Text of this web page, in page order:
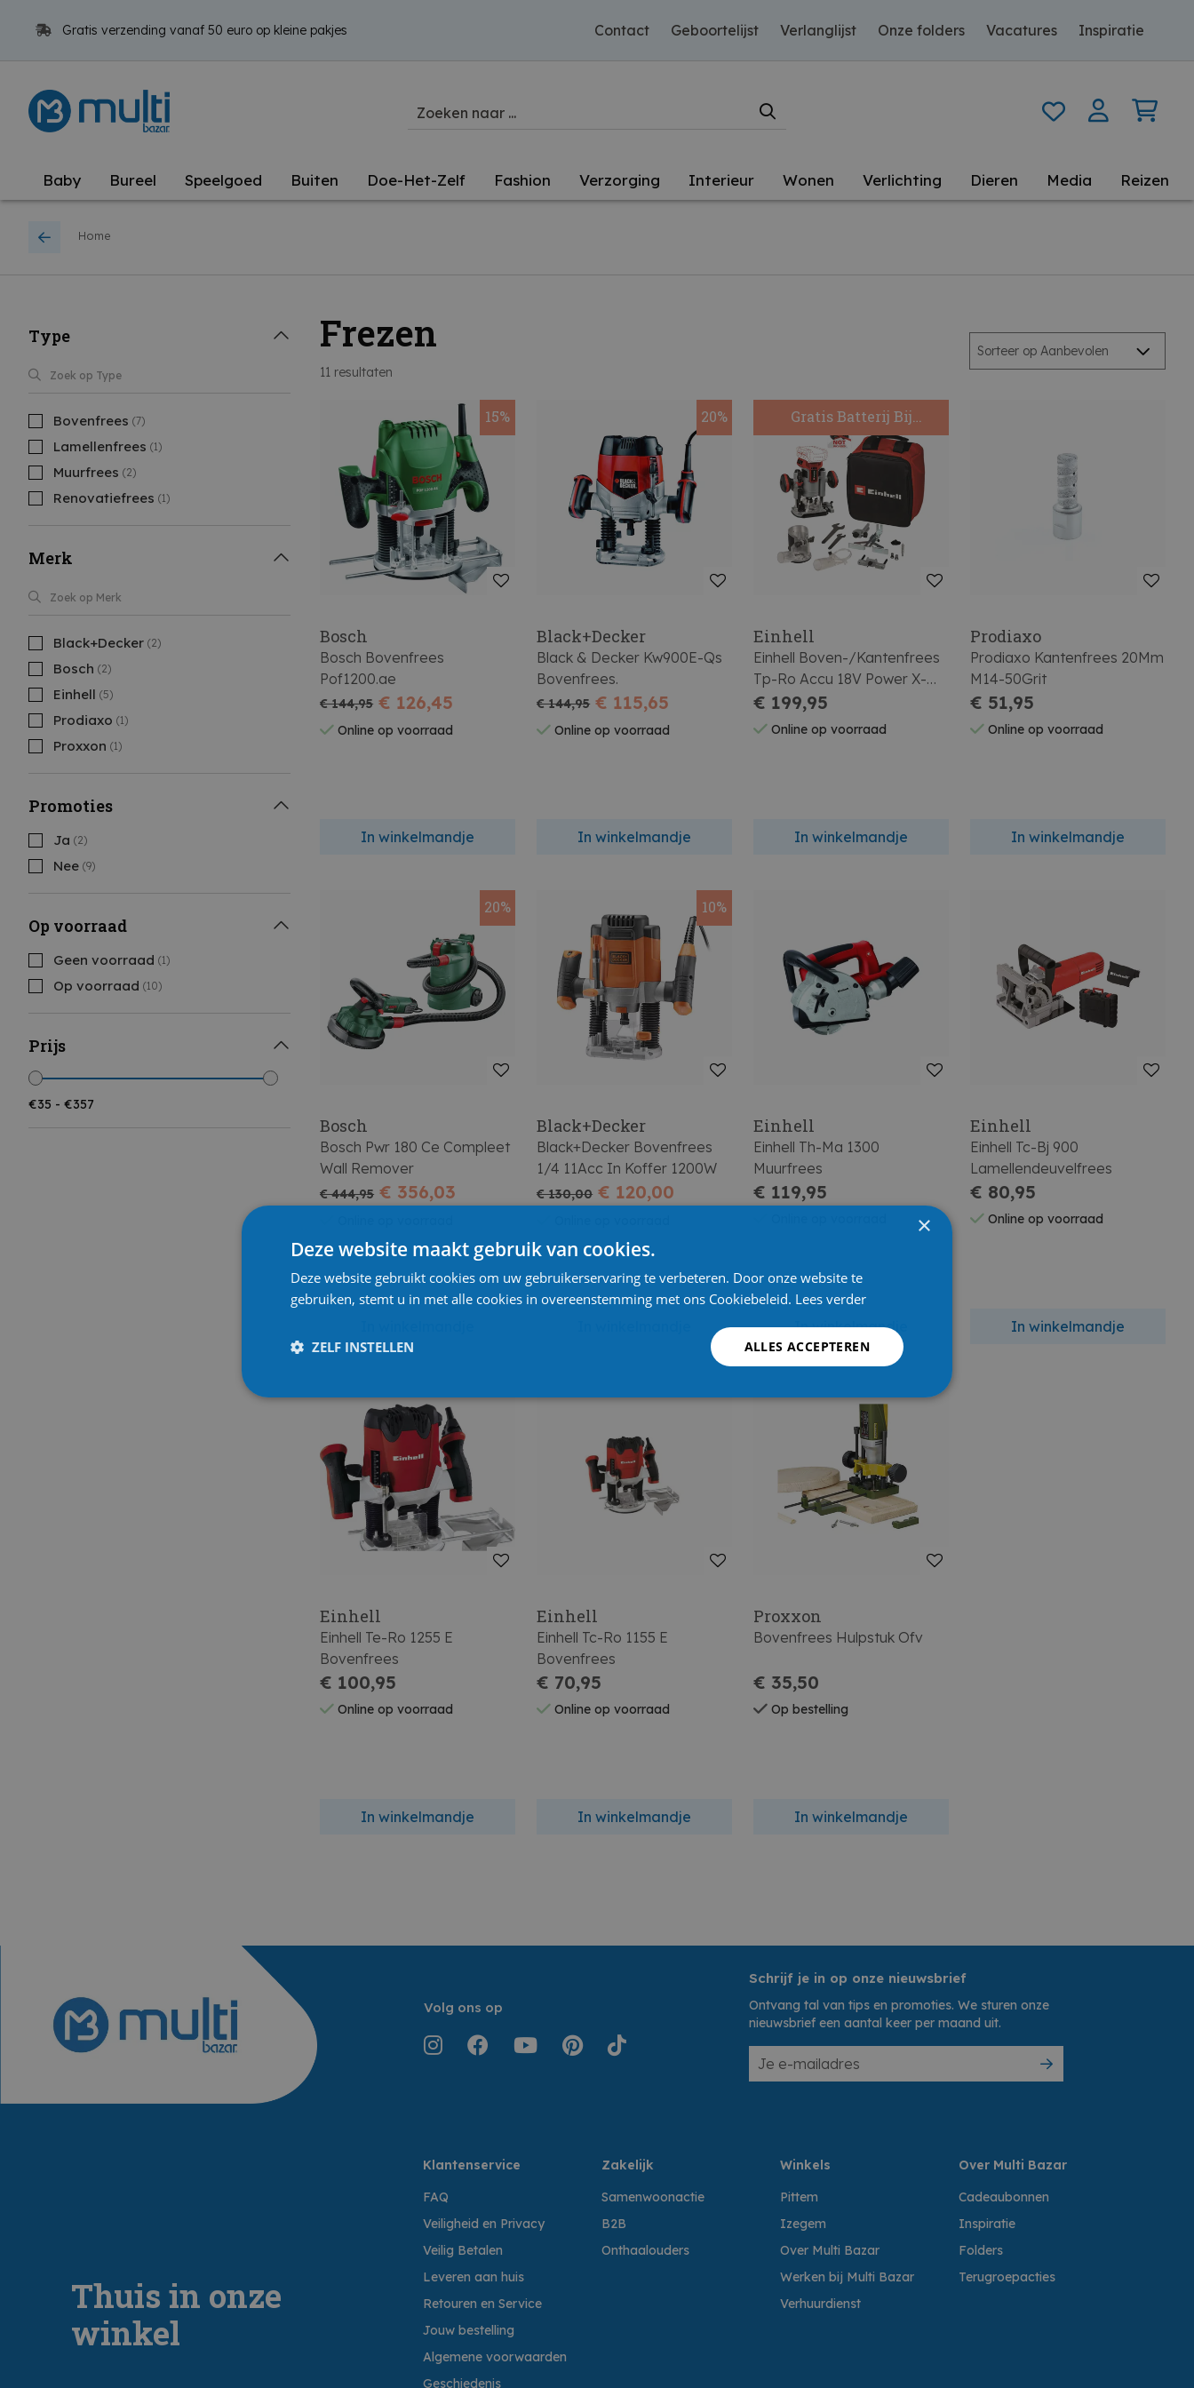
Gratis verzending vanaf 50 euro op kleine pakjes Contact Geboortelijst Verlanglijst Onze folders Vacatures Inspiratie
Baby Bureel Speelgoed Buiten Doe-Het-Zelf Fashion Verzorging Interieur Wonen Verlichting Dieren Media Reizen
Home
Type
Bovenfrees (7)
Lamellenfrees (1)
Muurfrees (2)
Renovatiefrees (1)
Merk
Black+Decker (2)
Bosch (2)
Einhell (5)
Prodiaxo (1)
Proxxon (1)
Promoties
Ja (2)
Nee (9)
Op voorraad
Geen voorraad (1)
Op voorraad (10)
Prijs
Frezen
11 resultaten
15%
Bosch
Bosch Bovenfrees
Pof1200.ae
€ 144,95 € 126,45
Online op voorraad
In winkelmandje
20%
Black+Decker
Black & Decker Kw900E-Qs
Bovenfrees.
€ 144,95 € 115,65
Online op voorraad
In winkelmandje
Gratis Batterij Bij
aankoop Van 2 Stuks
Einhell
Einhell Boven-/Kantenfrees
Tp-Ro Accu 18V Power X-
Change
€ 199,95
Online op voorraad
In winkelmandje
Prodiaxo
Prodiaxo Kantenfrees 20Mm
M14-50Grit
€ 51,95
Online op voorraad
In winkelmandje
20%
Bosch
Bosch Pwr 180 Ce Compleet
Wall Remover
€ 444,95 € 356,03
10%
Black+Decker
Black+Decker Bovenfrees
1/4 11Acc In Koffer 1200W
€ 130,00 € 120,00
Einhell
Einhell Th-Ma 1300
Muurfrees
€ 119,95
In winkelmandje
Einhell
Einhell Tc-Bj 900
Lamellendeuvelfrees
€ 80,95
Online op voorraad
In winkelmandje
Einhell
Einhell Te-Ro 1255 E
Bovenfrees
€ 100,95
Online op voorraad
In winkelmandje
Einhell
Einhell Tc-Ro 1155 E
Bovenfrees
€ 70,95
Online op voorraad
In winkelmandje
Proxxon
Bovenfrees Hulpstuk Ofv
€ 35,50
Op bestelling
In winkelmandje
Volg ons op
Schrijf je in op onze nieuwsbrief
Ontvang tal van tips en promoties. We sturen onze
nieuwsbrief een aantal keer per maand uit.
Thuis in onze
winkel
Klantenservice
FAQ
Veiligheid en Privacy
Veilig Betalen
Leveren aan huis
Retouren en Service
Jouw bestelling
Algemene voorwaarden
Geschiedenis
Zakelijk
Samenwoonactie
B2B
Onthaalouders
Winkels
Pittem
Izegem
Over Multi Bazar
Werken bij Multi Bazar
Verhuurdienst
Over Multi Bazar
Cadeaubonnen
Inspiratie
Folders
Terugroepacties
×
Deze website maakt gebruik van cookies.
Deze website gebruikt cookies om uw gebruikerservaring te verbeteren. Door onze website te
gebruiken, stemt u in met alle cookies in overeenstemming met ons Cookiebeleid. Lees verder
ALLES ACCEPTEREN
ZELF INSTELLEN